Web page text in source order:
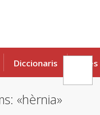
Diccionaris Eines
«hèrnia»